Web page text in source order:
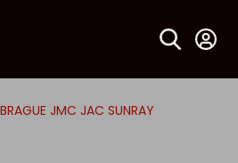
JMC JAC SUNRAY